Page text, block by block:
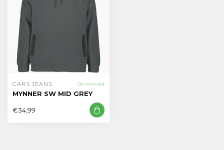
CARS JEANS Op voorraad
MYNNER SW MID GREY
€34,99